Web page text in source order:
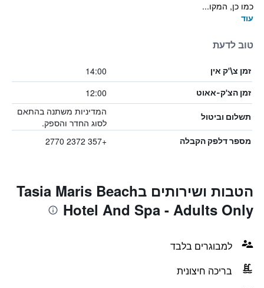
כמו כן, המקו...
עוד
טוב לדעת
זמן צ\'ק אין 14:00
זמן הצ'ק-אאוט 12:00
תשלום וביטול
המדיניות משתנה בהתאם
לסוג החדר והספק.
מספר דלפק הקבלה +357 2372 2770
הטבות ושירותים בTasia Maris Beach
Hotel And Spa - Adults Only
למבוגרים בלבד
בריכה חיצונית